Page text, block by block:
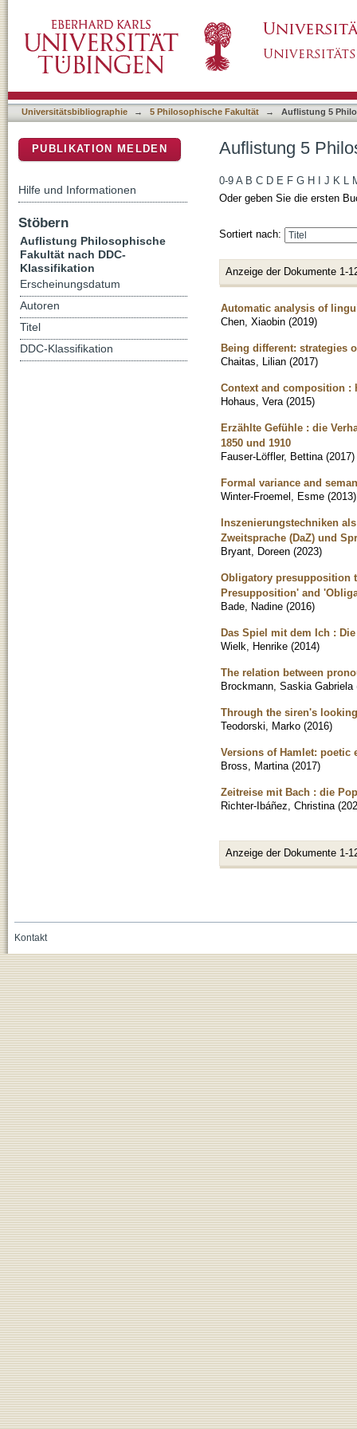
Universitätsbibliographie → 5 Philosophische Fakultät → Auflistung 5
Auflistung 5
0-9 A B C D E F G H J K L
Oder geben Sie die ersten
Sortiert nach:
Anzeige der Dokumente 1-
Automatic analysis of
Chen, Xiaobin (2019)
Being different: strategies
Chaitas, Lilian (2017)
Context and composition :
Hohaus, Vera (2015)
Erzählte Gefühle : die
1850 und 1910
Fauser-Löffler, Bettina (2017)
Formal variance and
Winter-Froemel, Esme (2013)
Inszenierungstechniken
Zweitsprache (DaZ) und
Bryant, Doreen (2023)
Obligatory presupposition
Presupposition' and
Bade, Nadine (2016)
Das Spiel mit dem Ich :
Wielk, Henrike (2014)
The relation between
Brockmann, Saskia Gabriela
Through the siren's
Teodorski, Marko (2016)
Versions of Hamlet: poetic
Bross, Martina (2017)
Zeitreise mit Bach : die
Richter-Ibáñez, Christina (
Anzeige der Dokumente 1-
PUBLIKATION MELDEN
Hilfe und Informationen
Stöbern
Auflistung Philosophische
Fakultät nach DDC-
Klassifikation
Erscheinungsdatum
Autoren
Titel
DDC-Klassifikation
Kontakt